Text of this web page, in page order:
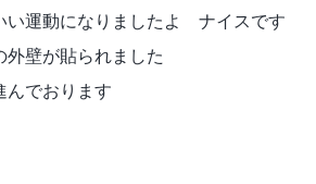
い運動になりましたよ ナイスです
壁が貼られました
んでおります